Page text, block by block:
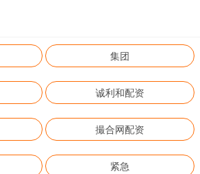
集团
诚利和配资
撮合网配资
紧急